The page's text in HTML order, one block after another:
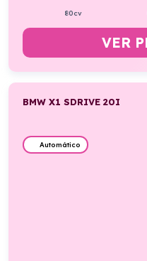
80cv
VER
BMW X1 SDRIVE 20I
Automático